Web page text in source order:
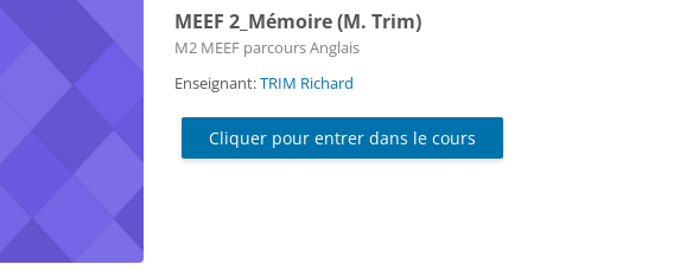
MEEF 2_Mémoire (M. Trim)
Catégorie de cours
M2 MEEF parcours Anglais
Enseignant:TRIM Richard
Cliquer pour entrer dans le cours